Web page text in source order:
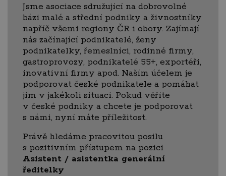
Jsme asociace sdružující na dobrovolné
bázi malé a střední podniky a živnostníky
napříč všemi regiony ČR i obory. Zajímají
nás začínající podnikatelé, ženy
podnikatelky, řemeslníci, rodinné firmy,
gastroprovozy, podnikatelé 55+, exportéři,
inovativní firmy apod. Naším účelem je
podporovat české podnikatele a pomáhat
jim v jakékoli situaci. Pokud věříte
v české podniky a chcete je podporovat
s námi, nyní máte příležitost.
Právě hledáme pracovitou posilu
s pozitivním přístupem na pozici
Asistent / asistentka generální
ředitelky